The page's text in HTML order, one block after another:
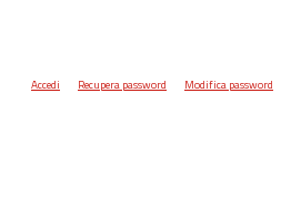
Accedi Recupera password Modifica password